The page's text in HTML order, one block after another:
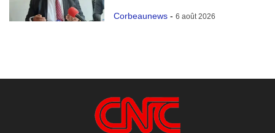
Corbeaunews - 6 août 2026